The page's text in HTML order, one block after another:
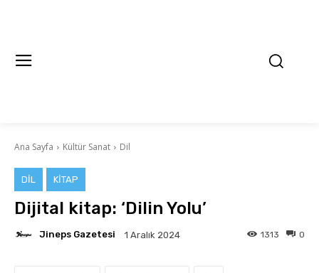
Ana Sayfa Kültür Sanat Dil
DIL KITAP
Dijital kitap: ‘Dilin Yolu’
Jineps Gazetesi 1 Aralık 2024 0
1313